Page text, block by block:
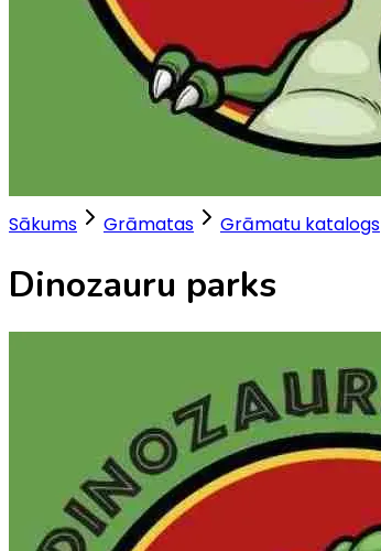
Sākums Grāmatas Grāmatu katalogs
Dinozauru parks